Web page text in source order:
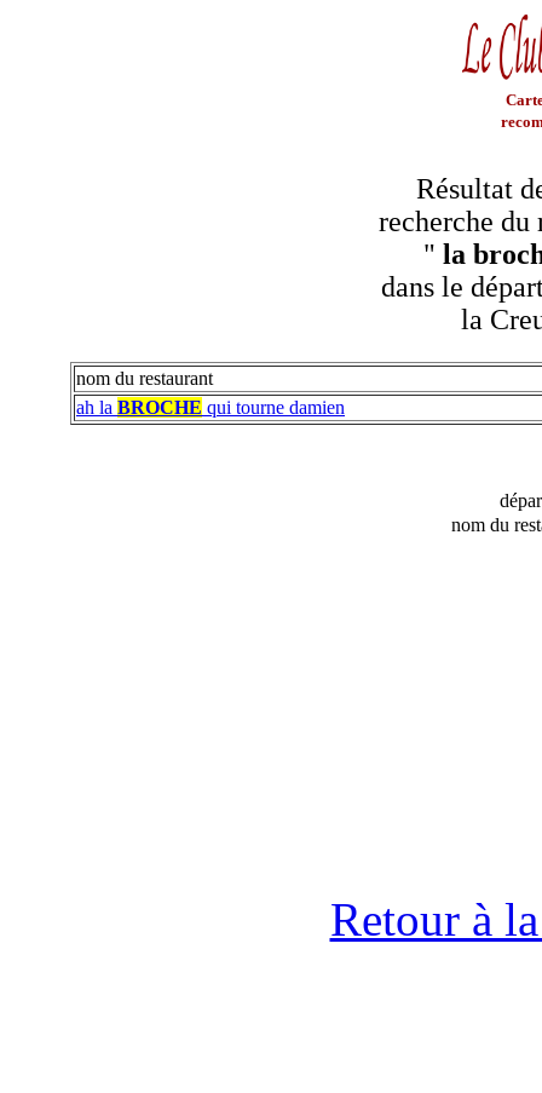
Résultat
recherche du
" la
dans le
la
nom du restaurant
ah la BROCHE qui tourne damien
nom du
Retour à